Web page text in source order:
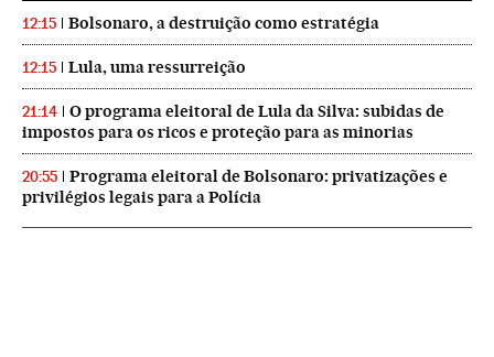
12:15 Bolsonaro, a destruição como estratégia
12:15 Lula, uma ressurreição
21:14
O programa eleitoral de Lula da Silva: subidas de
impostos para os ricos e proteção para as minorias
20:55
Programa eleitoral de Bolsonaro: privatizações e
privilégios legais para a Polícia